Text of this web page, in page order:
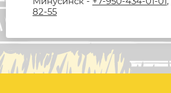
82-55